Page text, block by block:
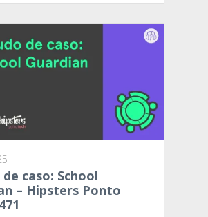
caso: School
– Hipsters Ponto